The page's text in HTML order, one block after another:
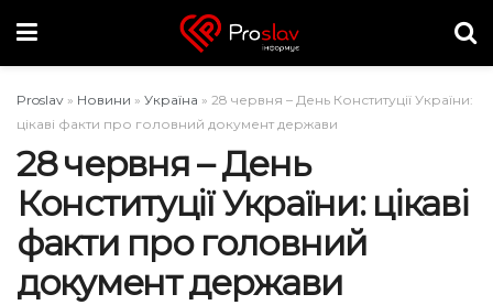
Proslav » Новини » Україна » 28 червня – День Конституції України:
цікаві факти про головний документ держави
28 червня – День
Конституції України: цікаві
факти про головний
документ держави